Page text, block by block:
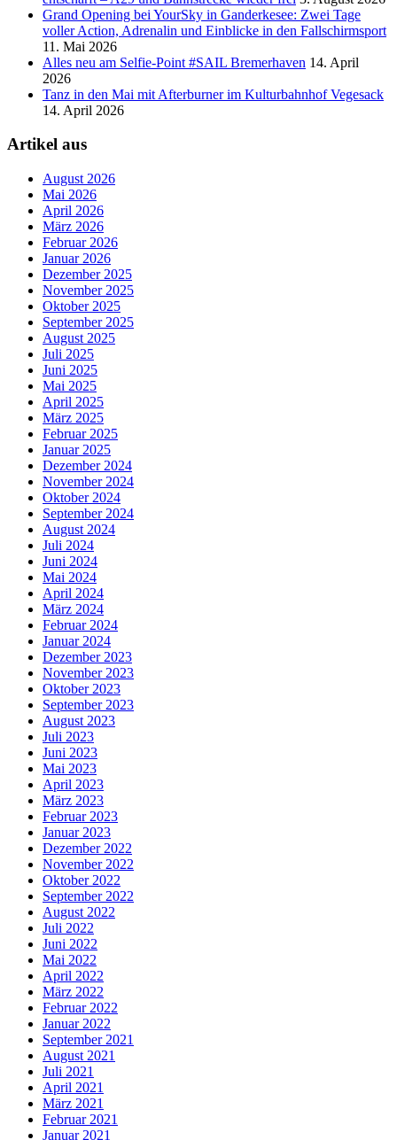
Grand Opening bei YourSky in Ganderkesee: Zwei Tage
voller Action, Adrenalin und Einblicke in den Fallschirmsport
11. Mai 2026
Alles neu am Selfie-Point #SAIL Bremerhaven 14. April
2026
Tanz in den Mai mit Afterburner im Kulturbahnhof Vegesack
14. April 2026
Artikel aus
August 2026
Mai 2026
April 2026
März 2026
Februar 2026
Januar 2026
Dezember 2025
November 2025
Oktober 2025
September 2025
August 2025
Juli 2025
Juni 2025
Mai 2025
April 2025
März 2025
Februar 2025
Januar 2025
Dezember 2024
November 2024
Oktober 2024
September 2024
August 2024
Juli 2024
Juni 2024
Mai 2024
April 2024
März 2024
Februar 2024
Januar 2024
Dezember 2023
November 2023
Oktober 2023
September 2023
August 2023
Juli 2023
Juni 2023
Mai 2023
April 2023
März 2023
Februar 2023
Januar 2023
Dezember 2022
November 2022
Oktober 2022
September 2022
August 2022
Juli 2022
Juni 2022
Mai 2022
April 2022
März 2022
Februar 2022
Januar 2022
September 2021
August 2021
Juli 2021
April 2021
März 2021
Februar 2021
Januar 2021